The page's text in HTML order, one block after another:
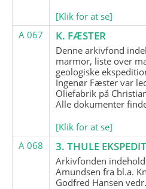
[Klik for at se]
A 067
K. FÆSTER
Denne arkivfond
marmor, liste over
geologiske
Ingenør Fæster var
Oliefabrik på
Alle dokumenter
[Klik for at se]
A 068
3. THULE
Arkivfonden
Amundsen fra bl.a.
Godfred Hansen